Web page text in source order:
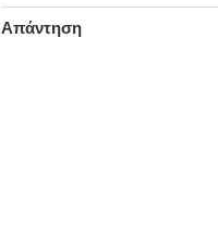
προς βήμα το Ελληνικό
το καταγράφει…
Απάντηση